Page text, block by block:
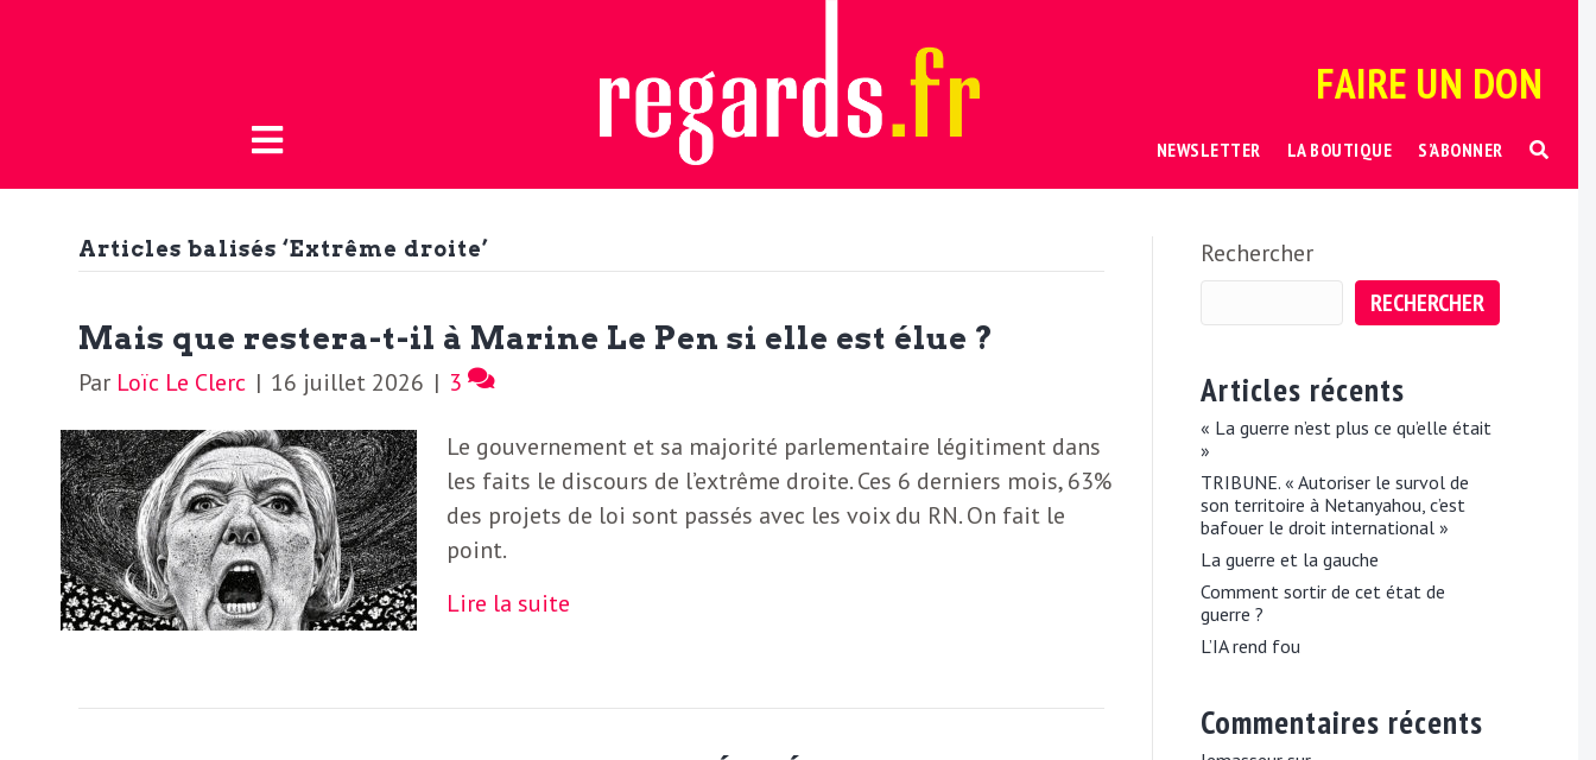
FAIRE UN DON
NEWSLETTER LA BOUTIQUE S’ABONNER
’
a
c
t
u
L
B
o
u
e
S
’
Articles balisés ‘Extrême droite’
Mais que restera-t-il à Marine Le Pen si elle est élue ?
Par Loïc Le Clerc | 16 juillet 2026 | 3
Le gouvernement et sa majorité parlementaire légitiment dans
les faits le discours de l’extrême droite. Ces 6 derniers mois, 63%
des projets de loi sont passés avec les voix du RN. On fait le
point.
Lire la suite
Rechercher
RECHERCHER
Articles récents
« La guerre n’est plus ce qu’elle était
»
TRIBUNE. « Autoriser le survol de
son territoire à Netanyahou, c’est
bafouer le droit international »
La guerre et la gauche
Comment sortir de cet état de
guerre ?
L’IA rend fou
Commentaires récents